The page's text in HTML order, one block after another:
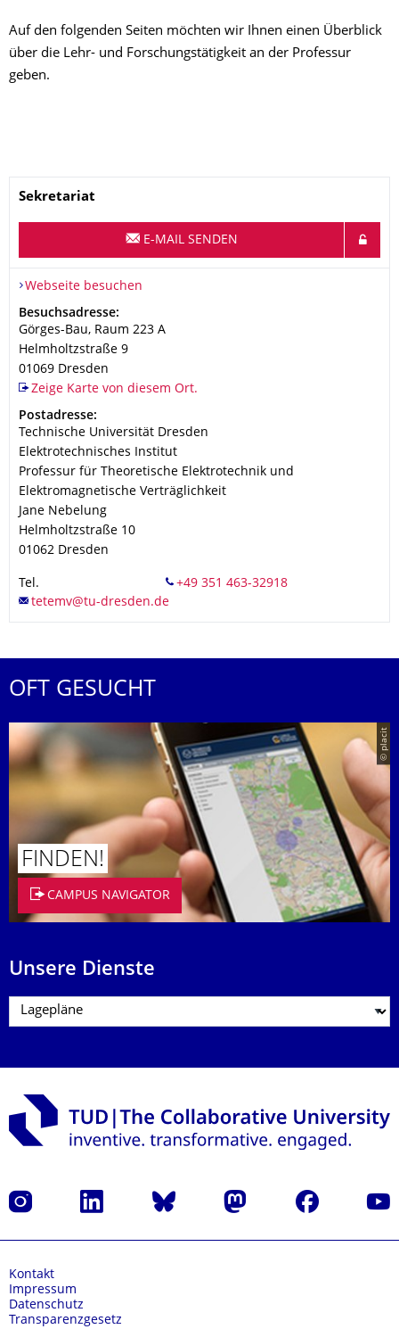
Auf den folgenden Seiten möchten wir Ihnen einen Überblick
über die Lehr- und Forschungstätigkeit an der Professur
geben.
Name
Sekretariat
E-MAIL SENDEN
Webseite besuchen
Adresse
Besuchsadresse:
Görges-Bau, Raum 223 A
Helmholtzstraße 9
01069 Dresden
Zeige Karte von diesem Ort.
Adresse
Postadresse:
Technische Universität Dresden
Elektrotechnisches Institut
Professur für Theoretische Elektrotechnik und
Elektromagnetische Verträglichkeit
Jane Nebelung
Helmholtzstraße 10
01062 Dresden
Tel.
OFT GESUCHT
© placit
FINDEN!
CAMPUS NAVIGATOR
Unsere Dienste
Instagram LinkedIn Bluesky Mastodon Facebook
Kontakt
Impressum
Datenschutz
Transparenzgesetz